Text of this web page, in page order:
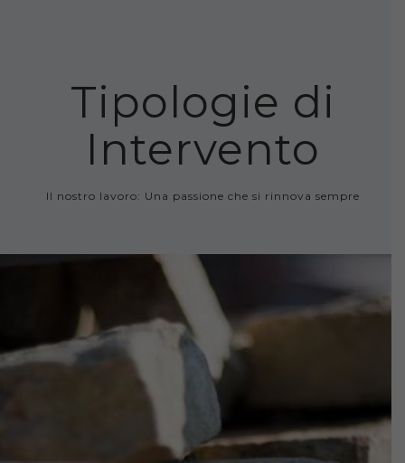
Tipologie di
Intervento
Il nostro lavoro: Una passione che si rinnova sempre